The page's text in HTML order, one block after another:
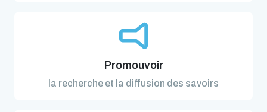
Promouvoir
la recherche et la diffusion des savoirs